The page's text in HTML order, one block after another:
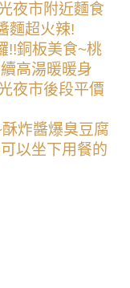
夜市附近麵食
麵超火辣!
!!銅板美食~桃
高湯暖暖身
夜市後段平價
炸醬爆臭豆腐
以坐下用餐的